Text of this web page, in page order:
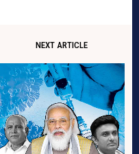
NEXT ARTICLE